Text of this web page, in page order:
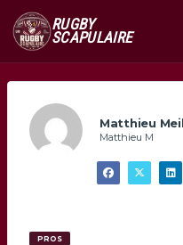
RUGBY
SCAPULAIRE
Matthieu
Matthieu M
PROS